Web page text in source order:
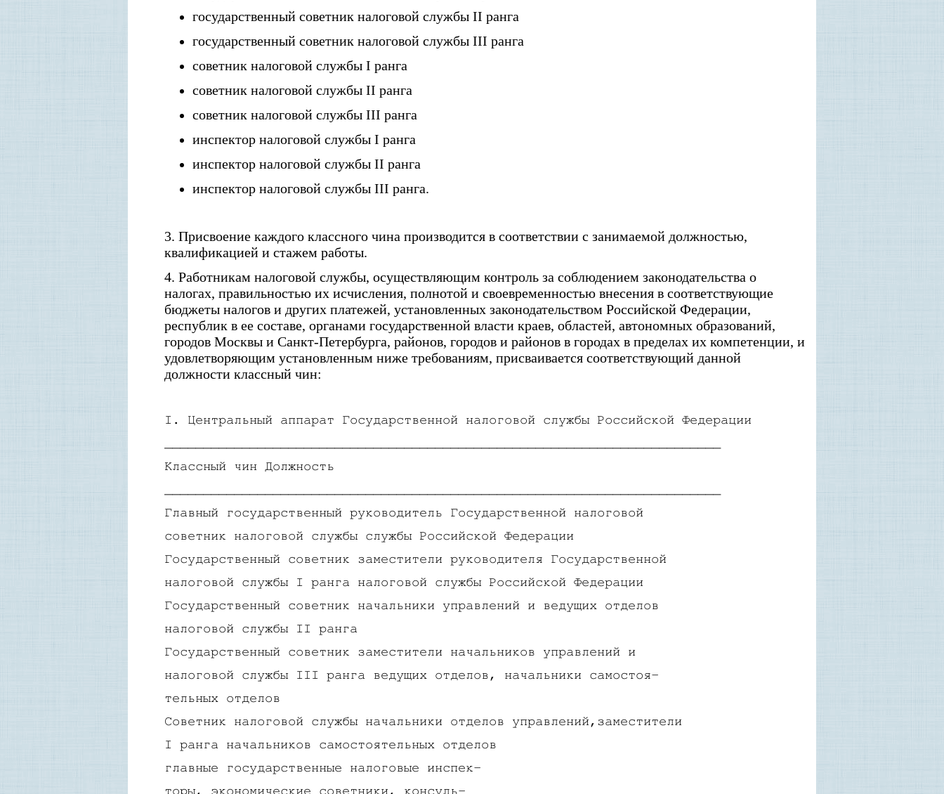
государственный советник налоговой службы II ранга
государственный советник налоговой службы III ранга
советник налоговой службы I ранга
советник налоговой службы II ранга
советник налоговой службы III ранга
инспектор налоговой службы I ранга
инспектор налоговой службы II ранга
инспектор налоговой службы III ранга.
3. Присвоение каждого классного чина производится в соответствии с занимаемой должностью,
квалификацией и стажем работы.
4. Работникам налоговой службы, осуществляющим контроль за соблюдением законодательства о
налогах, правильностью их исчисления, полнотой и своевременностью внесения в соответствующие
бюджеты налогов и других платежей, установленных законодательством Российской Федерации,
республик в ее составе, органами государственной власти краев, областей, автономных образований,
городов Москвы и Санкт-Петербурга, районов, городов и районов в городах в пределах их компетенции, и
удовлетворяющим установленным ниже требованиям, присваивается соответствующий данной
должности классный чин:
I . Центральный аппарат Государственной налоговой службы Российской Федерации
Классный чин Должность
Главный государственный руководитель Государственной налоговой
советник налоговой службы службы Российской Федерации
Государственный советник заместители руководителя Государственной
налоговой службы I ранга налоговой службы Российской Федерации
Государственный советник начальники управлений и ведущих отделов
налоговой службы II ранга
Государственный советник заместители начальников управлений и
налоговой службы III ранга ведущих отделов, начальники самостоя-
тельных отделов
Советник налоговой службы начальники отделов управлений,заместители
I ранга начальников самостоятельных отделов
главные государственные налоговые инспек-
торы, экономические советники, консуль-